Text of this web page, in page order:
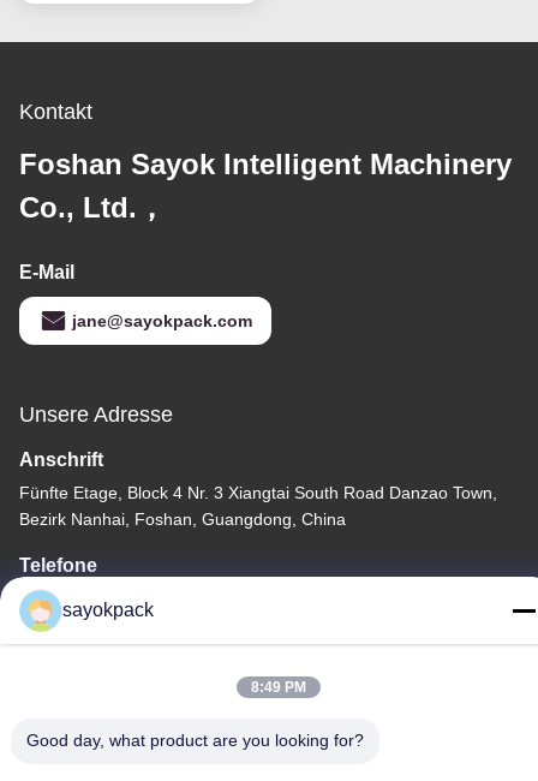
Kontakt
Foshan Sayok Intelligent Machinery
Co., Ltd.，
E-Mail
jane@sayokpack.com
Unsere Adresse
Anschrift
Fünfte Etage, Block 4 Nr. 3 Xiangtai South Road Danzao Town,
Bezirk Nanhai, Foshan, Guangdong, China
Telefone
86-757-8660-5060
Datenschutzrichtlinie|Sitemap
sayokpack
8:49 PM
Good day, what product are you looking for?